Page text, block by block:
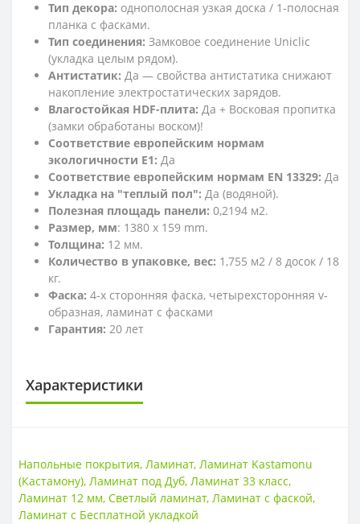
Тип декора: однополосная узкая доска / 1-полосная
планка с фасками.
Тип соединения: Замковое соединение Uniclic
(укладка целым рядом).
Антистатик: Да — свойства антистатика снижают
накопление электростатических зарядов.
Влагостойкая HDF-плита: Да + Восковая пропитка
(замки обработаны воском)!
Соответствие европейским нормам
экологичности E1: Да
Соответствие европейским нормам EN 13329: Да
Укладка на "теплый пол": Да (водяной).
Полезная площадь панели: 0,2194 м2.
Размер, мм: 1380 х 159 mm.
Толщина: 12 мм.
Количество в упаковке, вес: 1,755 м2 / 8 досок / 18
кг.
Фаска: 4-х сторонняя фаска, четырехсторонняя v-
образная, ламинат с фасками
Гарантия: 20 лет
Характеристики
Класс износостойкости 33 класс
НАЛИЧИЕ ФАСКИ
4V фаска
Напольные покрытия, Ламинат, Ламинат Kastamonu
(Кастамону), Ламинат под Дуб, Ламинат 33 класс,
Ламинат 12 мм,Светлый ламинат, Ламинат с фаской,
Ламинат с Бесплатной укладкой